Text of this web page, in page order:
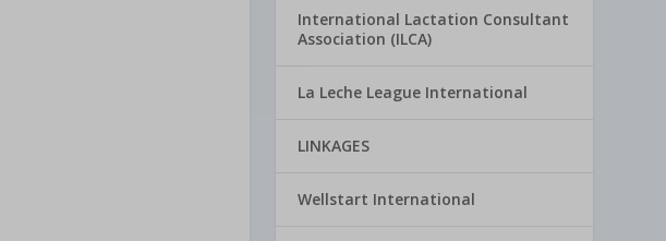
International Lactation Consultant
Association (ILCA)
La Leche League International
LINKAGES
Wellstart International